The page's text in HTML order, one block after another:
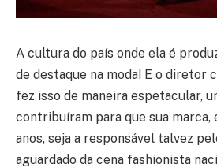
A cultura do país onde ela é
de destaque na moda! E o diretor
fez isso de maneira espetacular,
contribuíram para que sua marca,
anos, seja a responsável talvez
aguardado da cena fashionista